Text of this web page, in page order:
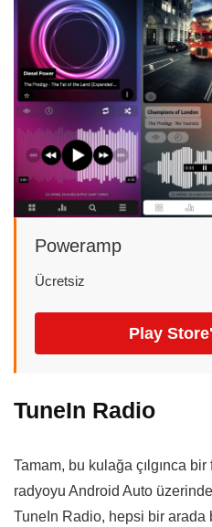
Poweramp
Ücretsiz
Play
TuneIn Radio
Tamam, bu kulağa çılgınca
radyoyu Android Auto
TuneIn Radio, hepsi bir arada